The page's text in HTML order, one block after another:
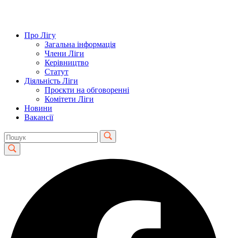
Про Лігу
Загальна інформація
Члени Ліги
Керівництво
Статут
Діяльність Ліги
Проєкти на обговоренні
Комітети Ліги
Новини
Вакансії